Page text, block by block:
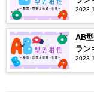
AB
ラン